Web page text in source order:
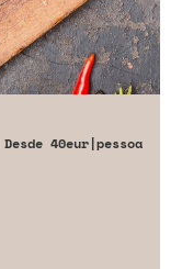
Desde 40eur|pessoa